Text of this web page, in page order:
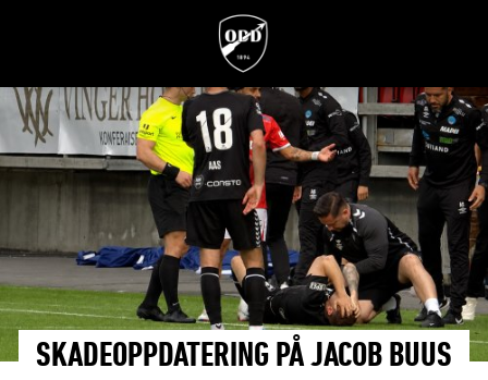
SKADEOPPDATERING PÅ JACOB BUUS